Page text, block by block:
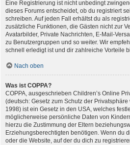
Eine Registrierung ist nicht unbedingt
dieses Forums entscheidet, ob du registriert
schreiben. Auf jeden Fall erhältst du als
zusätzliche Funktionen, die Gästen nicht zur
Avatarbilder, Private Nachrichten, E-Mail-
zu Benutzergruppen und so weiter. Wir
schnell erledigt ist und dir zahlreiche Vorteile
Nach oben
Was ist COPPA?
COPPA, ausgeschrieben Children’s Online
(deutsch: Gesetz zum Schutz der
1998) ist ein Gesetz in den USA, welches
möglicherweise persönliche Daten von
hierzu die Zustimmung der Eltern
Erziehungsberechtigten benötigen. Wenn du
oder die Website, auf der du dich zu